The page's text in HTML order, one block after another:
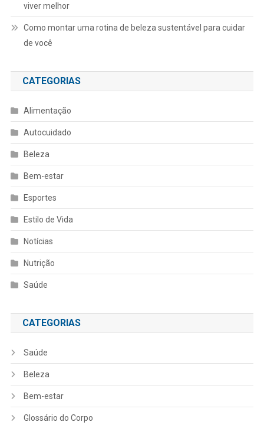
viver melhor
Como montar uma rotina de beleza sustentável para cuidar
de você
CATEGORIAS
Alimentação
Autocuidado
Beleza
Bem-estar
Esportes
Estilo de Vida
Notícias
Nutrição
Saúde
CATEGORIAS
Saúde
Beleza
Bem-estar
Glossário do Corpo